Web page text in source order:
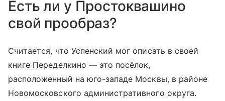
Есть ли у Простоквашино
свой прообраз?
Считается, что Успенский мог описать в своей
книге Переделкино — это посёлок,
расположенный на юго-западе Москвы, в районе
Новомосковского административного округа.